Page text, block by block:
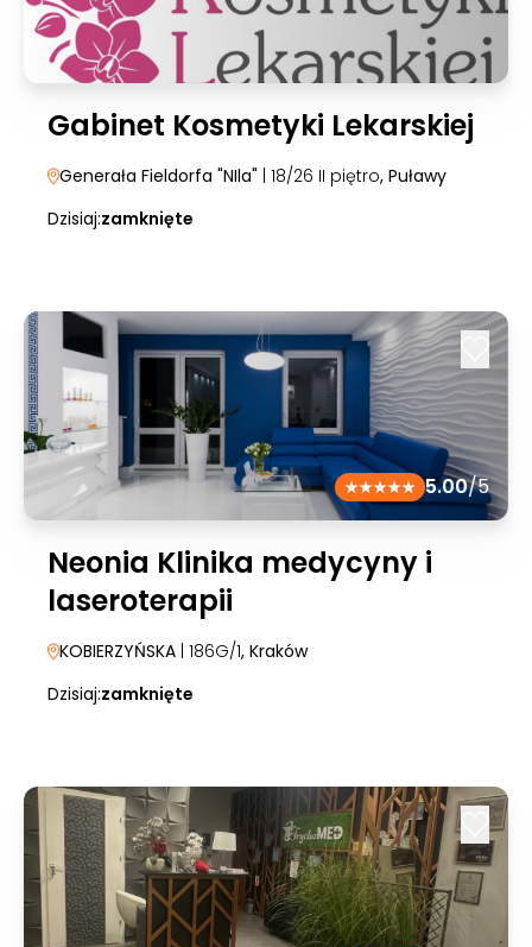
Gabinet Kosmetyki Lekarskiej
Generała Fieldorfa "NIla" | 18/26 II piętro, Puławy
Dzisiaj:zamknięte
5.00/5
Neonia Klinika medycyny i
laseroterapii
KOBIERZYŃSKA | 186G/1, Kraków
Dzisiaj:zamknięte